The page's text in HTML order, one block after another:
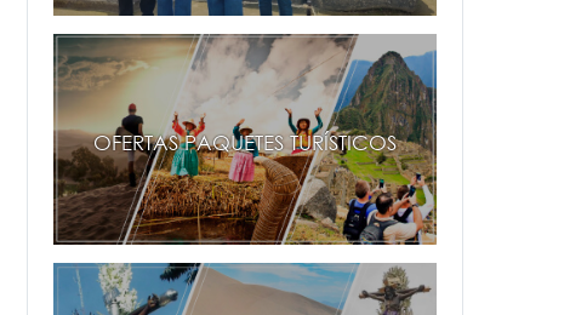
OFERTAS PAQUETES TURÍSTICOS